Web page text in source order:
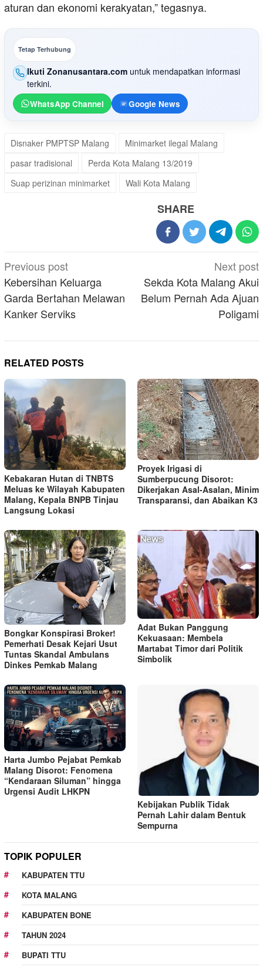
aturan dan ekonomi kerakyatan,” tegasnya.
Tetap Terhubung
Ikuti Zonanusantara.com untuk mendapatkan informasi
terkini.
WhatsApp Channel Google News
Disnaker PMPTSP Malang
Minimarket ilegal Malang
pasar tradisional
Perda Kota Malang 13/2019
Suap perizinan minimarket
Wali Kota Malang
SHARE
Post
navigation
Previous post
Kebersihan Keluarga
Garda Bertahan Melawan
Kanker Serviks
Next post
Sekda Kota Malang Akui
Belum Pernah Ada Ajuan
Poligami
RELATED POSTS
Kebakaran Hutan di TNBTS
Meluas ke Wilayah Kabupaten
Malang, Kepala BNPB Tinjau
Langsung Lokasi
Proyek Irigasi di
Sumberpucung Disorot:
Dikerjakan Asal-Asalan, Minim
Transparansi, dan Abaikan K3
Bongkar Konspirasi Broker!
Pemerhati Desak Kejari Usut
Tuntas Skandal Ambulans
Dinkes Pemkab Malang
Adat Bukan Panggung
Kekuasaan: Membela
Martabat Timor dari Politik
Simbolik
Harta Jumbo Pejabat Pemkab
Malang Disorot: Fenomena
“Kendaraan Siluman” hingga
Urgensi Audit LHKPN
Kebijakan Publik Tidak
Pernah Lahir dalam Bentuk
Sempurna
TOPIK POPULER
KABUPATEN TTU
KOTA MALANG
KABUPATEN BONE
TAHUN 2024
BUPATI TTU